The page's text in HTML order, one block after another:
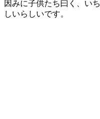
因みに子供たち曰く、い
しいらしいです。